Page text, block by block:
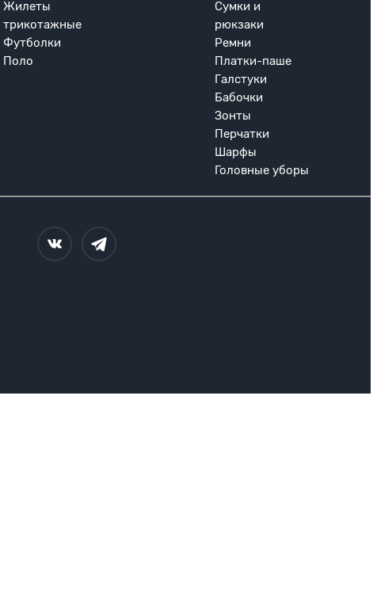
Жилеты
трикотажные
Футболки
Поло
Сумки и
рюкзаки
Ремни
Платки-паше
Галстуки
Бабочки
Зонты
Перчатки
Шарфы
Головные уборы